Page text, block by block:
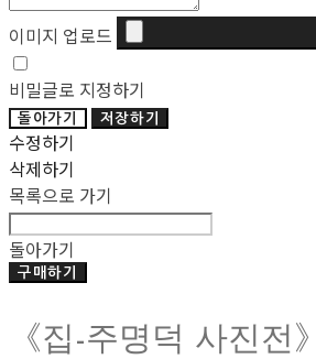
이미지 업로드
비밀글로 지정하기
돌아가기 저장하기
수정하기
삭제하기
목록으로 가기
돌아가기
구매하기
《집-주명덕 사진전